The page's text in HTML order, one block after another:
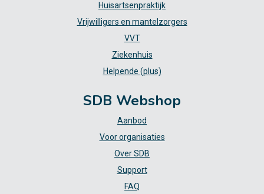
Huisartsenpraktijk
Vrijwilligers en mantelzorgers
VVT
Ziekenhuis
Helpende (plus)
SDB Webshop
Aanbod
Voor organisaties
Over SDB
Support
FAQ